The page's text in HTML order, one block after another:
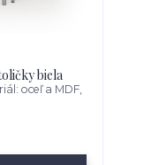
biela
oceľ a MDF,